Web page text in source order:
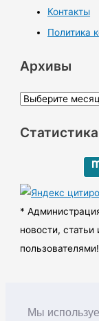
Мы
Контакты
Политика
Архивы
А
х
ы
Статистика
*
новости,
пользователями!